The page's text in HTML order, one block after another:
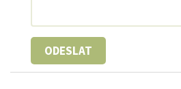
ODESLAT